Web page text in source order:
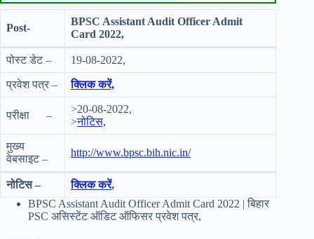
Post-
BPSC Assistant Audit Officer Admit
Card 2022,
पोस्ट डेट – 19-08-2022,
प्रवेश पत्र – क्लिक करें,
परीक्षा –
>20-08-2022,
>नोटिस,
मुख्य
वेबसाइट –
http://www.bpsc.bih.nic.in/
नोटिस – क्लिक करें,
BPSC Assistant Audit Officer Admit Card 2022 | बिहार
PSC असिस्टेंट ऑडिट ऑफिसर प्रवेश पत्र,